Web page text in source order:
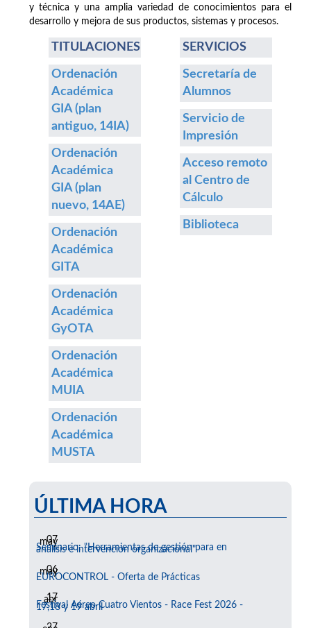
y técnica y una amplia variedad de conocimientos para el
desarrollo y mejora de sus productos, sistemas y procesos.
TITULACIONES
Ordenación
Académica
GIA (plan
antiguo, 14IA)
Ordenación
Académica
GIA (plan
nuevo, 14AE)
Ordenación
Académica
GITA
Ordenación
Académica
GyOTA
Ordenación
Académica
MUIA
Ordenación
Académica
MUSTA
SERVICIOS
Secretaría de
Alumnos
Servicio de
Impresión
Acceso remoto
al Centro de
Cálculo
Biblioteca
ÚLTIMA HORA
07
may
Seminario: "Herramientas de gestión para en
análisis e intervención organizacional"
06
may
EUROCONTROL - Oferta de Prácticas
17
abr
Festival Aéreo Cuatro Vientos - Race Fest 2026 -
17,18 y 19 abril